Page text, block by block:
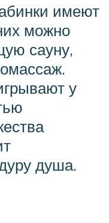
имеют
можно
сауну,
у
душа.